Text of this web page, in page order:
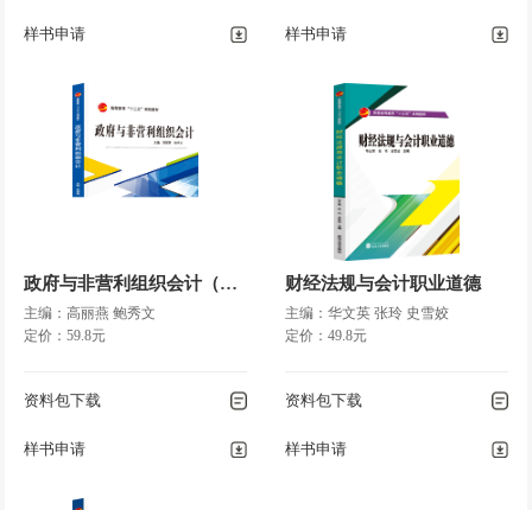
样书申请 样书申请
政府与非营利组织会计（项目化教学）
主编：高丽燕 鲍秀文
定价：59.8元
资料包下载
样书申请
财经法规与会计职业道德
主编：华文英 张玲 史雪姣
定价：49.8元
资料包下载
样书申请